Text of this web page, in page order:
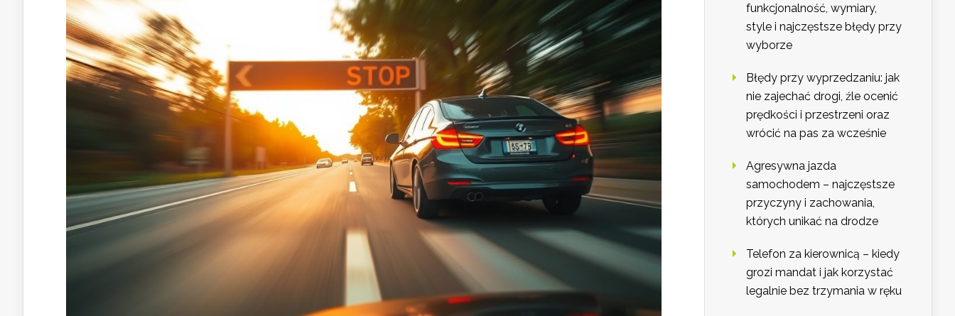
funkcjonalność, wymiary,
style i najczęstsze błędy przy
wyborze
Błędy przy wyprzedzaniu: jak
nie zajechać drogi, źle ocenić
prędkości i przestrzeni oraz
wrócić na pas za wcześnie
Agresywna jazda
samochodem – najczęstsze
przyczyny i zachowania,
których unikać na drodze
Telefon za kierownicą – kiedy
grozi mandat i jak korzystać
legalnie bez trzymania w ręku